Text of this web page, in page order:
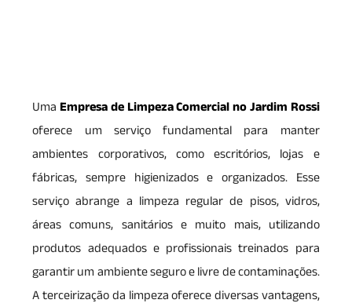
Uma Empresa de Limpeza Comercial no Jardim Rossi
oferece um serviço fundamental para manter
ambientes corporativos, como escritórios, lojas e
fábricas, sempre higienizados e organizados. Esse
serviço abrange a limpeza regular de pisos, vidros,
áreas comuns, sanitários e muito mais, utilizando
produtos adequados e profissionais treinados para
garantir um ambiente seguro e livre de contaminações.
A terceirização da limpeza oferece diversas vantagens,